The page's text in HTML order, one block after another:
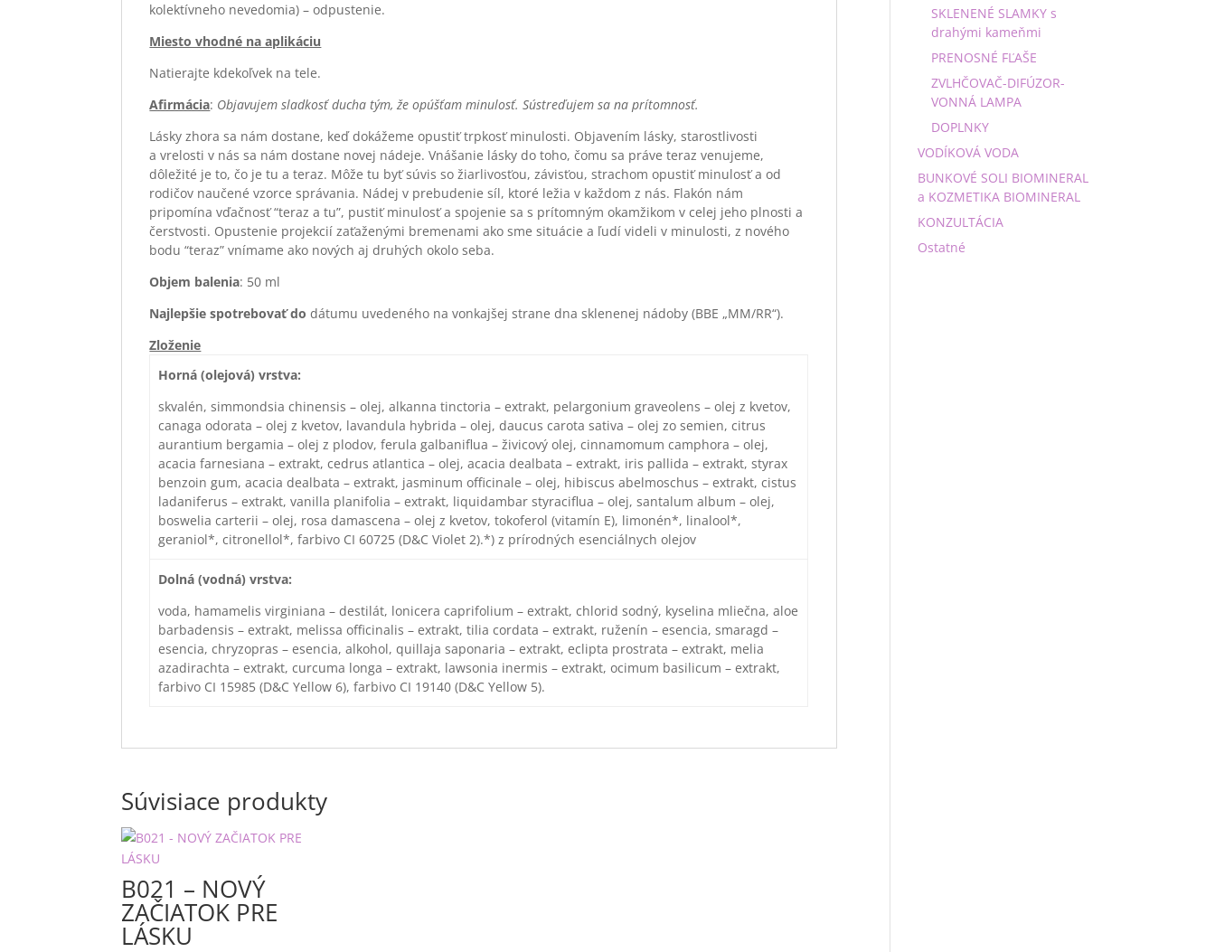
kolektívneho nevedomia) – odpustenie.
Miesto vhodné na aplikáciu
Natierajte kdekoľvek na tele.
Afirmácia: Objavujem sladkosť ducha tým, že opúšťam minulosť. Sústreďujem sa na prítomnosť.
Lásky zhora sa nám dostane, keď dokážeme opustiť trpkosť minulosti. Objavením lásky, starostlivosti
a vrelosti v nás sa nám dostane novej nádeje. Vnášanie lásky do toho, čomu sa práve teraz venujeme,
dôležité je to, čo je tu a teraz. Môže tu byť súvis so žiarlivosťou, závisťou, strachom opustiť minulosť a od
rodičov naučené vzorce správania. Nádej v prebudenie síl, ktoré ležia v každom z nás. Flakón nám
pripomína vďačnosť “teraz a tu”, pustiť minulosť a spojenie sa s prítomným okamžikom v celej jeho plnosti a
čerstvosti. Opustenie projekcií zaťaženými bremenami ako sme situácie a ľudí videli v minulosti, z nového
bodu “teraz” vnímame ako nových aj druhých okolo seba.
Objem balenia: 50 ml
Najlepšie spotrebovaťdodátumu uvedeného na vonkajšej strane dna sklenenej nádoby (BBE „MM/RR“).
Zloženie
Horná (olejová) vrstva:
skvalén, simmondsia chinensis – olej, alkanna tinctoria – extrakt, pelargonium graveolens – olej z kvetov,
canaga odorata – olej z kvetov, lavandula hybrida – olej, daucus carota sativa – olej zo semien, citrus
aurantium bergamia – olej z plodov, ferula galbaniflua – živicový olej, cinnamomum camphora – olej,
acacia farnesiana – extrakt, cedrus atlantica – olej, acacia dealbata – extrakt, iris pallida – extrakt, styrax
benzoin gum, acacia dealbata – extrakt, jasminum officinale – olej, hibiscus abelmoschus – extrakt, cistus
ladaniferus – extrakt, vanilla planifolia – extrakt, liquidambar styraciflua – olej, santalum album – olej,
boswelia carterii – olej, rosa damascena – olej z kvetov, tokoferol (vitamín E), limonén*, linalool*,
geraniol*, citronellol*, farbivo CI 60725 (D&C Violet 2).*) z prírodných esenciálnych olejov
Dolná (vodná) vrstva:
voda, hamamelis virginiana – destilát, lonicera caprifolium – extrakt, chlorid sodný, kyselina mliečna, aloe
barbadensis – extrakt, melissa officinalis – extrakt, tilia cordata – extrakt, ruženín – esencia, smaragd –
esencia, chryzopras – esencia, alkohol, quillaja saponaria – extrakt, eclipta prostrata – extrakt, melia
azadirachta – extrakt, curcuma longa – extrakt, lawsonia inermis – extrakt, ocimum basilicum – extrakt,
farbivo CI 15985 (D&C Yellow 6), farbivo CI 19140 (D&C Yellow 5).
Súvisiace produkty
B021 – NOVÝ
ZAČIATOK PRE
LÁSKU
SKLENENÉ SLAMKY s
drahými kameňmi
PRENOSNÉ FĽAŠE
ZVLHČOVAČ-DIFÚZOR-
VONNÁ LAMPA
DOPLNKY
VODÍKOVÁ VODA
BUNKOVÉ SOLI BIOMINERAL
a KOZMETIKA BIOMINERAL
KONZULTÁCIA
Ostatné